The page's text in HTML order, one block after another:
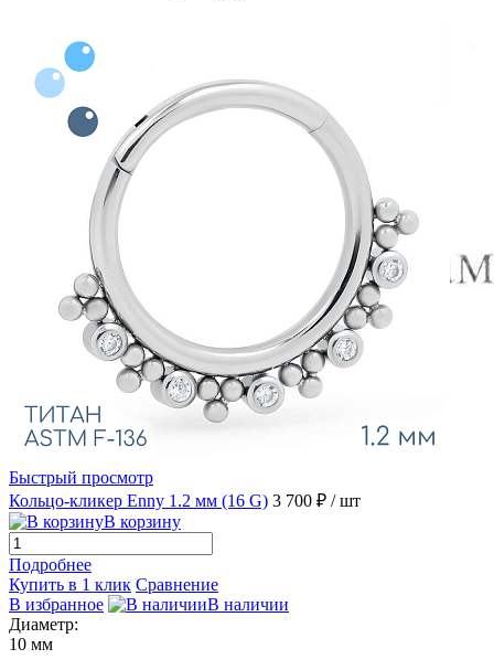
Быстрый просмотр
Кольцо-кликер Enny 1.2 мм (16 G) 3 700 ₽ / шт
В корзину
Подробнее
Купить в 1 клик Сравнение
В избранное
В наличии
Диаметр:
10 мм